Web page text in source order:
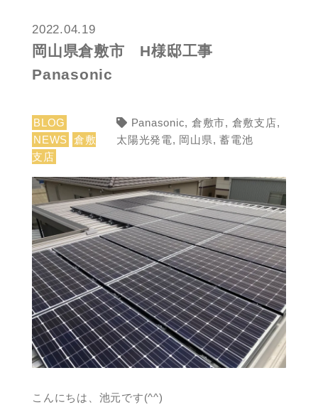
2022.04.19
岡山県倉敷市 H様邸工事
Panasonic
BLOG
NEWS 倉敷
支店
Panasonic, 倉敷市, 倉敷支店,
太陽光発電, 岡山県,蓄電池
こんにちは、池元です(^^)